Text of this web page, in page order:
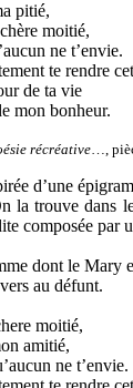
pitié,
moitié,
ne t’envie.
te rendre
de ta vie
mon bonheur.
récréative…,
d’une
la trouve dans
composée par
dont le Mary
au défunt.
moitié,
amitié,
ne t’envie.